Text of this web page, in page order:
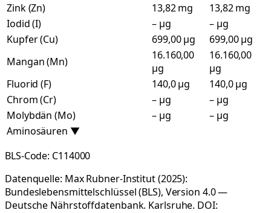
Zink (Zn)
13,82 mg
13,82 mg
Iodid (I)
– µg
– µg
Kupfer (Cu)
699,00 µg
699,00 µg
Mangan (Mn)
16.160,00
µg
16.160,00
µg
Fluorid (F)
140,0 µg
140,0 µg
Chrom (Cr)
– µg
– µg
Molybdän (Mo)
– µg
– µg
Aminosäuren ▼
BLS-Code: C114000
Datenquelle: Max Rubner-Institut (2025):
Bundeslebensmittelschlüssel (BLS), Version 4.0 —
Deutsche Nährstoffdatenbank. Karlsruhe. DOI: